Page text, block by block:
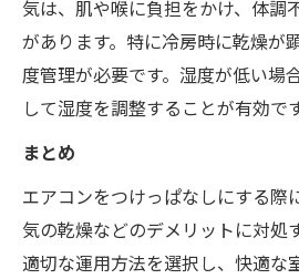
気は、肌や喉に負担をかけ、体調
があります。特に冷房時に乾燥が
度管理が必要です。湿度が低い場
して湿度を調整することが有効です
まとめ
エアコンをつけっぱなしにする際
気の乾燥などのデメリットに対処
適切な運用方法を選択し、快適な